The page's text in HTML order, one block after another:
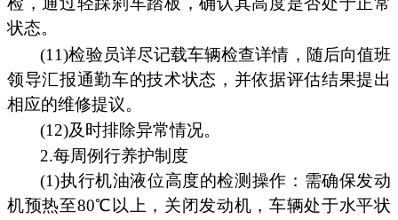
状态。
(11)检验员详尽记载车辆检查详情，随后向值班
领导汇报通勤车的技术状态，并依据评估结果提出
相应的维修提议。
(12)及时排除异常情况。
2.每周例行养护制度
(1)执行机油液位高度的检测操作：需确保发动
机预热至80℃以上，关闭发动机，车辆处于水平状